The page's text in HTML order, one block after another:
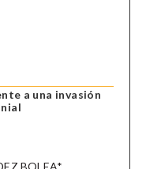
a una invasión